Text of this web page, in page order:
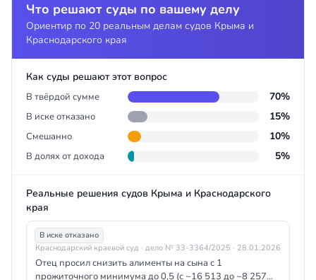
Что решают суды по вашему делу
Ориентир по 20 реальным делам судов Крыма и
Краснодарского края
Как суды решают этот вопрос
В твёрдой сумме 70%
В иске отказано 15%
Смешанно 10%
В долях от дохода 5%
Реальные решения судов Крыма и Краснодарского
края
В иске отказано
Краснодарский краевой суд · дело № 33-3364/2025 · 28.01.2026
Отец просил снизить алименты на сына с 1
прожиточного минимума до 0,5 (с ~16 513 до ~8 257